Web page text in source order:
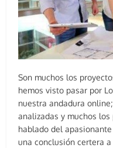
Son muchos los
hemos visto pasar por
nuestra andadura
analizadas y muchos
hablado del
una conclusión certera